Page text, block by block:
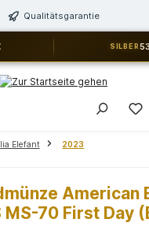
Qualitätsgarantie
SILBER
Elefant 2023
American
MS-70 First Day